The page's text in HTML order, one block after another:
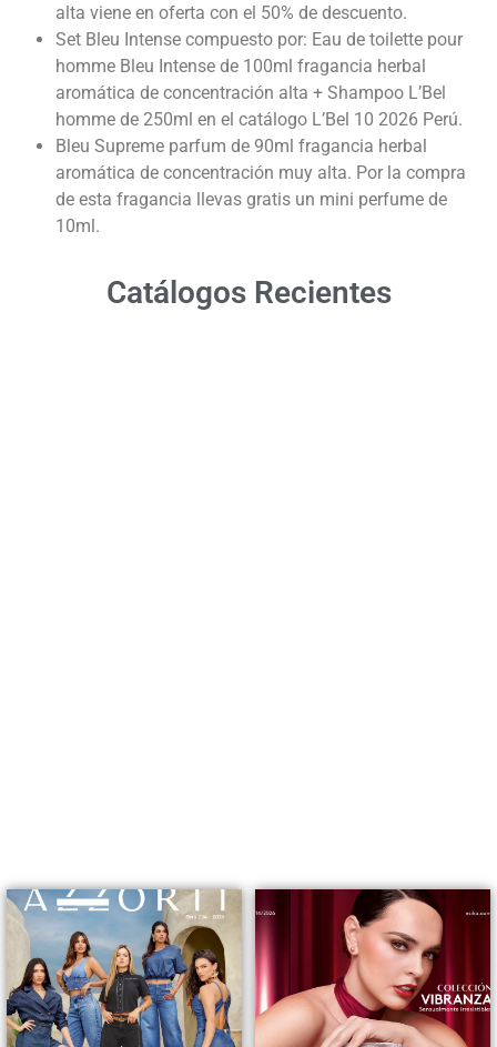
alta viene en oferta con el 50% de descuento.
Set Bleu Intense compuesto por: Eau de toilette pour
homme Bleu Intense de 100ml fragancia herbal
aromática de concentración alta + Shampoo L’Bel
homme de 250ml en el catálogo L’Bel 10 2026 Perú.
Bleu Supreme parfum de 90ml fragancia herbal
aromática de concentración muy alta. Por la compra
de esta fragancia llevas gratis un mini perfume de
10ml.
Catálogos Recientes